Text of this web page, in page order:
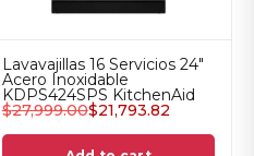
Lavavajillas 16 Servicios 24"
Acero Inoxidable
KDPS424SPS KitchenAid
$27,999.00$21,793.82